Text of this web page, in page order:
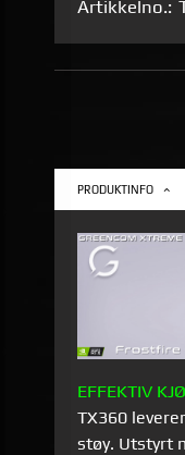
Artikkelno.:
PRODUKTINFO
EFFEKTIV
TX360
støy. Utstyrt